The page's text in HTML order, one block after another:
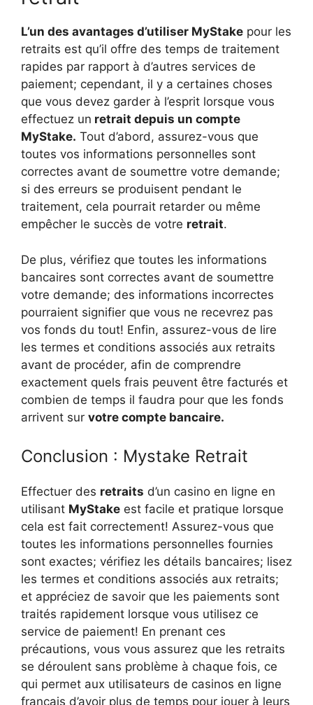
L’un des avantages d’utiliser MyStake pour les
retraits est qu’il offre des temps de traitement
rapides par rapport à d’autres services de
paiement; cependant, il y a certaines choses
que vous devez garder à l’esprit lorsque vous
effectuez un retrait depuis un compte
MyStake. Tout d’abord, assurez-vous que
toutes vos informations personnelles sont
correctes avant de soumettre votre demande;
si des erreurs se produisent pendant le
traitement, cela pourrait retarder ou même
empêcher le succès de votre retrait.
De plus, vérifiez que toutes les informations
bancaires sont correctes avant de soumettre
votre demande; des informations incorrectes
pourraient signifier que vous ne recevrez pas
vos fonds du tout! Enfin, assurez-vous de lire
les termes et conditions associés aux retraits
avant de procéder, afin de comprendre
exactement quels frais peuvent être facturés et
combien de temps il faudra pour que les fonds
arrivent sur votre compte bancaire.
Conclusion : Mystake Retrait
Effectuer des retraits d’un casino en ligne en
utilisant MyStake est facile et pratique lorsque
cela est fait correctement! Assurez-vous que
toutes les informations personnelles fournies
sont exactes; vérifiez les détails bancaires; lisez
les termes et conditions associés aux retraits;
et appréciez de savoir que les paiements sont
traités rapidement lorsque vous utilisez ce
service de paiement! En prenant ces
précautions, vous vous assurez que les retraits
se déroulent sans problème à chaque fois, ce
qui permet aux utilisateurs de casinos en ligne
français d’avoir plus de temps pour jouer à leurs